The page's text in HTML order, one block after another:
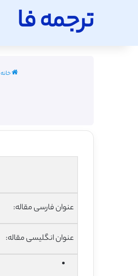
ترجمه فا
خانه
عنوان فارسی مقاله:
عنوان انگلیسی مقاله: